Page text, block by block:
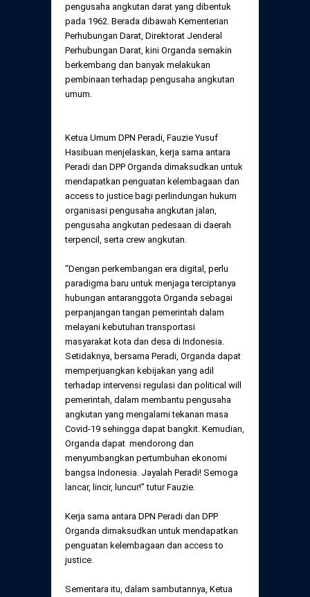
pengusaha angkutan darat yang dibentuk
pada 1962. Berada dibawah Kementerian
Perhubungan Darat, Direktorat Jenderal
Perhubungan Darat, kini Organda semakin
berkembang dan banyak melakukan
pembinaan terhadap pengusaha angkutan
umum.
Ketua Umum DPN Peradi, Fauzie Yusuf
Hasibuan menjelaskan, kerja sama antara
Peradi dan DPP Organda dimaksudkan untuk
mendapatkan penguatan kelembagaan dan
access to justice bagi perlindungan hukum
organisasi pengusaha angkutan jalan,
pengusaha angkutan pedesaan di daerah
terpencil, serta crew angkutan.
“Dengan perkembangan era digital, perlu
paradigma baru untuk menjaga terciptanya
hubungan antaranggota Organda sebagai
perpanjangan tangan pemerintah dalam
melayani kebutuhan transportasi
masyarakat kota dan desa di Indonesia.
Setidaknya, bersama Peradi, Organda dapat
memperjuangkan kebijakan yang adil
terhadap intervensi regulasi dan political will
pemerintah, dalam membantu pengusaha
angkutan yang mengalami tekanan masa
Covid-19 sehingga dapat bangkit. Kemudian,
Organda dapat mendorong dan
menyumbangkan pertumbuhan ekonomi
bangsa Indonesia. Jayalah Peradi! Semoga
lancar, lincir, luncur!” tutur Fauzie.
Kerja sama antara DPN Peradi dan DPP
Organda dimaksudkan untuk mendapatkan
penguatan kelembagaan dan access to
justice.
Sementara itu, dalam sambutannya, Ketua